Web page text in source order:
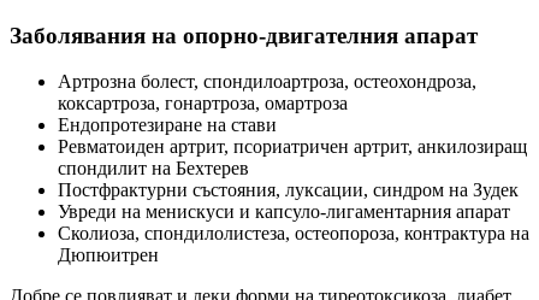
Заболявания на опорно-двигателния апарат
Артрозна болест, спондилоартроза, остеохондроза,
коксартроза, гонартроза, омартроза
Ендопротезиране на стави
Ревматоиден артрит, псориатричен артрит, анкилозиращ
спондилит на Бехтерев
Постфрактурни състояния, луксации, синдром на Зудек
Увреди на менискуси и капсуло-лигаментарния апарат
Сколиоза, спондилолистеза, остеопороза, контрактура на
Дюпюитрен